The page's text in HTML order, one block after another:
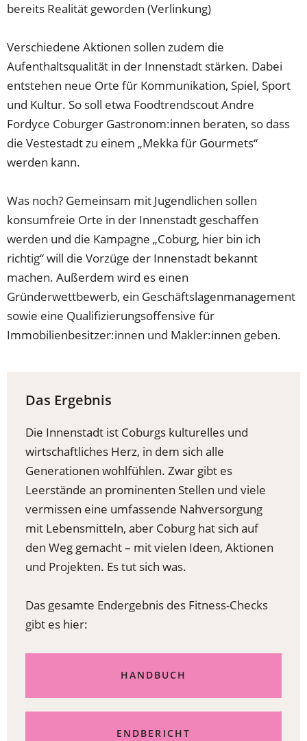
bereits Realität geworden (Verlinkung)
Verschiedene Aktionen sollen zudem die
Aufenthaltsqualität in der Innenstadt stärken. Dabei
entstehen neue Orte für Kommunikation, Spiel, Sport
und Kultur. So soll etwa Foodtrendscout Andre
Fordyce Coburger Gastronom:innen beraten, so dass
die Vestestadt zu einem „Mekka für Gourmets“
werden kann.
Was noch? Gemeinsam mit Jugendlichen sollen
konsumfreie Orte in der Innenstadt geschaffen
werden und die Kampagne „Coburg, hier bin ich
richtig“ will die Vorzüge der Innenstadt bekannt
machen. Außerdem wird es einen
Gründerwettbewerb, ein Geschäftslagenmanagement
sowie eine Qualifizierungsoffensive für
Immobilienbesitzer:innen und Makler:innen geben.
Das Ergebnis
Die Innenstadt ist Coburgs kulturelles und
wirtschaftliches Herz, in dem sich alle
Generationen wohlfühlen. Zwar gibt es
Leerstände an prominenten Stellen und viele
vermissen eine umfassende Nahversorgung
mit Lebensmitteln, aber Coburg hat sich auf
den Weg gemacht – mit vielen Ideen, Aktionen
und Projekten. Es tut sich was.
Das gesamte Endergebnis des Fitness-Checks
gibt es hier:
HANDBUCH
ENDBERICHT